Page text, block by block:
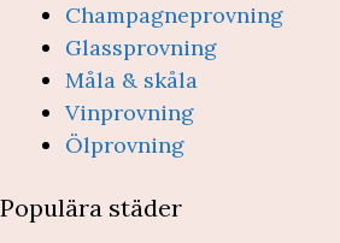
Champagneprovning
Glassprovning
Måla & skåla
Vinprovning
Ölprovning
Populära städer